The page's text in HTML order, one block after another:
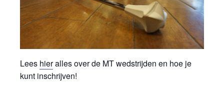
Lees hieralles over de MT wedstrijden en hoe je
kunt inschrijven!